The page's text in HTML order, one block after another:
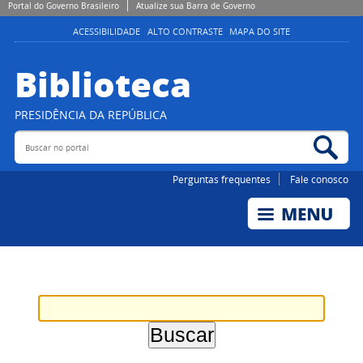
Portal do Governo Brasileiro Atualize sua Barra de Governo
ACESSIBILIDADE ALTO CONTRASTE MAPA DO SITE
Biblioteca
PRESIDÊNCIA DA REPÚBLICA
Buscar no portal
Perguntas frequentes Fale conosco